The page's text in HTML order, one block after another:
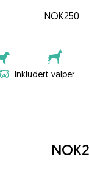
NOK250
Inkludert valper